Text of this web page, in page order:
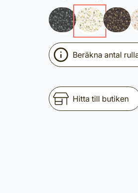
Beräkna antal
Hitta till butiken